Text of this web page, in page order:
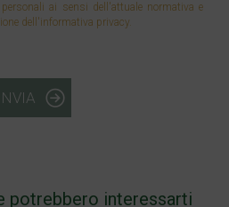
ai sensi dell'attuale normativa e
dell'informativa privacy.
potrebbero interessarti